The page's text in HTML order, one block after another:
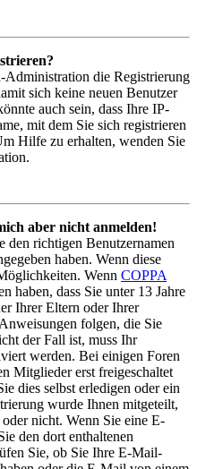
Administration die Registrierung
sich keine neuen Benutzer
auch sein, dass Ihre IP-
mit dem Sie sich registrieren
Hilfe zu erhalten, wenden Sie
aber nicht anmelden!
den richtigen Benutzernamen
haben. Wenn diese
Wenn COPPA
haben, dass Sie unter 13 Jahre
Ihrer Eltern oder Ihrer
folgen, die Sie
der Fall ist, muss Ihr
werden. Bei einigen Foren
Mitglieder erst freigeschaltet
dies selbst erledigen oder ein
wurde Ihnen mitgeteilt,
nicht. Wenn Sie eine E-
den dort enthaltenen
Sie, ob Sie Ihre E-Mail-